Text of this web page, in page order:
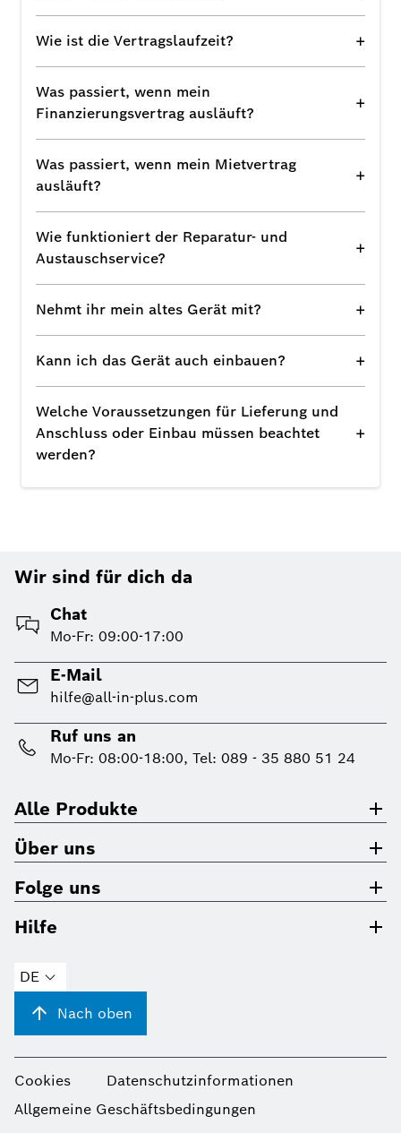
Wie ist die Vertragslaufzeit? +
Was passiert, wenn mein
Finanzierungsvertrag ausläuft?
+
Was passiert, wenn mein Mietvertrag
ausläuft?
+
Wie funktioniert der Reparatur- und
Austauschservice?
+
Nehmt ihr mein altes Gerät mit? +
Kann ich das Gerät auch einbauen? +
Welche Voraussetzungen für Lieferung und
Anschluss oder Einbau müssen beachtet
werden?
+
Wir sind für dich da
Chat
Mo-Fr: 09:00-17:00
E-Mail
hilfe@all-in-plus.com
Ruf uns an
Mo-Fr: 08:00-18:00, Tel: 089 - 35 880 51 24
Alle Produkte
Über uns
Folge uns
Hilfe
DE
Nach oben
Cookies
Datenschutzinformationen
Allgemeine Geschäftsbedingungen